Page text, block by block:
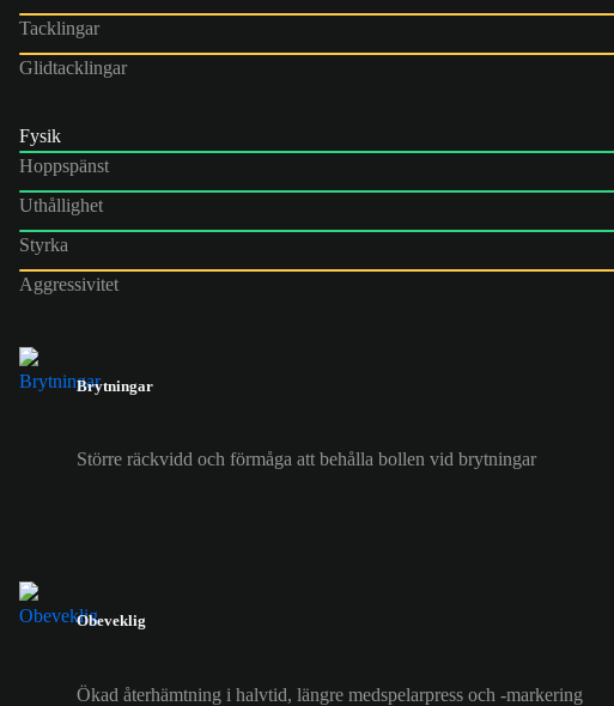
Tacklingar
Glidtacklingar
Fysik
Hoppspänst
Uthållighet
Styrka
Aggressivitet
Brytningar
Större räckvidd och förmåga att behålla bollen vid brytningar
Obeveklig
Ökad återhämtning i halvtid, längre medspelarpress och -markering